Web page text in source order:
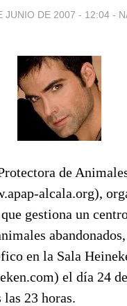
JUNIO DE 2007 - 12:04 -
de
alcala.org),
gestiona un
en la Sala
el día 24
las 23 horas.